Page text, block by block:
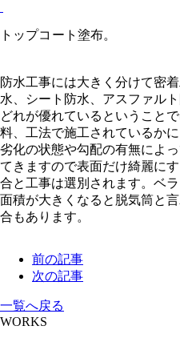
トップコート塗布。
防水工事には大きく分けて密
水、シート防水、アスファル
どれが優れているということ
料、工法で施工されているか
劣化の状態や勾配の有無によ
てきますので表面だけ綺麗に
合と工事は選別されます。ベ
面積が大きくなると脱気筒と
合もあります。
前の記事
次の記事
一覧へ戻る
WORKS